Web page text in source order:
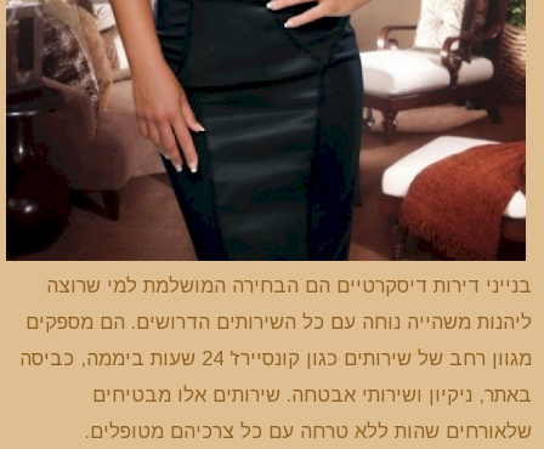
בנייני דירות דיסקרטיים הם הבחירה המושלמת למי שרוצה
ליהנות משהייה נוחה עם כל השירותים הדרושים. הם מספקים
מגוון רחב של שירותים כגון קונסיירז' 24 שעות ביממה, כביסה
באתר, ניקיון ושירותי אבטחה. שירותים אלו מבטיחים
שלאורחים שהות ללא טרחה עם כל צרכיהם מטופלים.